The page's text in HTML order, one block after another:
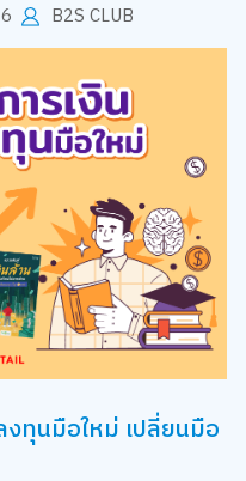
B2S CLUB
ทุนมือใหม่ เปลี่ยนมือ